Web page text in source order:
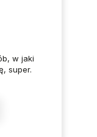
w jaki
super.